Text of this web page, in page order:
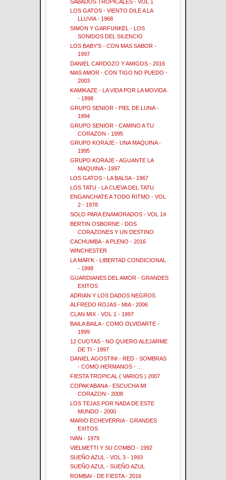
SABADOS TROPICALES - VOL 1
LOS GATOS - VIENTO DILE A LA
LLUVIA - 1968
SIMON Y GARFUNKEL - LOS
SONIDOS DEL SILENCIO
LOS BABY'S - CON MAS SABOR -
1997
DANIEL CARDOZO Y AMIGOS - 2016
MAS AMOR - CON TIGO NO PUEDO -
2003
KAMIKAZE - LA VIDA POR LA MOVIDA
- 1998
GRUPO SENIOR - PIEL DE LUNA -
1994
GRUPO SENIOR - CAMINO A TU
CORAZON - 1995
GRUPO KORAJE - UNA MAQUINA -
1995
GRUPO KORAJE - AGUANTE LA
MAQUINA - 1997
LOS GATOS - LA BALSA - 1967
LOS TATU - LA CUEVA DEL TATU
ENGANCHATE A TODO RITMO - VOL
2 - 1978
SOLO PARA ENAMORADOS - VOL 14
BERTIN OSBORNE - DOS
CORAZONES Y UN DESTINO
CACHUMBA - A PLENO - 2016
WINCHESTER
LA MAR'K - LIBERTAD CONDICIONAL
- 1998
GUARDIANES DEL AMOR - GRANDES
EXITOS
ADRIAN Y LOS DADOS NEGROS
ALFREDO ROJAS - MIA - 2006
CLAN MIX - VOL 1 - 1997
BAILA BAILA - COMO OLVIDARTE -
1999
12 CUOTAS - NO QUIERO ALEJARME
DE TI - 1997
DANIEL AGOSTINI - RED - SOMBRAS
- COMO HERMANOS - ...
FIESTA TROPICAL ( VARIOS ) 2007
COPAK'ABANA - ESCUCHA MI
CORAZON - 2008
LOS TEJAS POR NADA DE ESTE
MUNDO - 2000
MARIO ECHEVERRIA - GRANDES
EXITOS
IVAN - 1979
VIELMETTI Y SU COMBO - 1992
SUEÑO AZUL - VOL 3 - 1993
SUEÑO AZUL - SUEÑO AZUL
ROMBAI - DE FIESTA - 2016